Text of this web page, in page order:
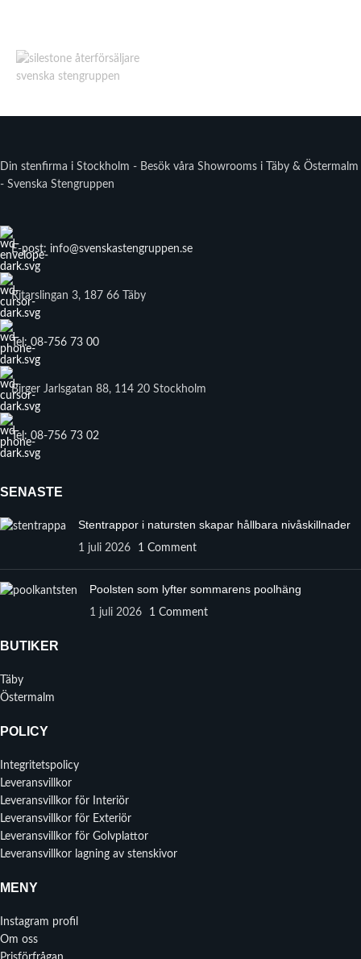
Din stenfirma i Stockholm - Besök våra Showrooms i Täby & Östermalm
- Svenska Stengruppen
E-post: info@svenskastengruppen.se
Ritarslingan 3, 187 66 Täby
Tel: 08-756 73 00
Birger Jarlsgatan 88, 114 20 Stockholm
Tel: 08-756 73 02
SENASTE
Stentrappor i natursten skapar hållbara nivåskillnader
1 juli 2026 1 Comment
Poolsten som lyfter sommarens poolhäng
1 juli 2026 1 Comment
BUTIKER
Täby
Östermalm
POLICY
Integritetspolicy
Leveransvillkor
Leveransvillkor för Interiör
Leveransvillkor för Exteriör
Leveransvillkor för Golvplattor
Leveransvillkor lagning av stenskivor
MENY
Instagram profil
Om oss